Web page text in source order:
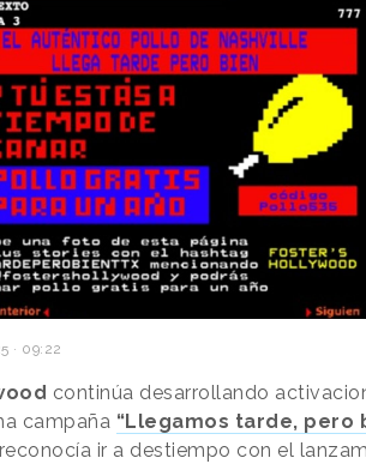
· 09:22
continúa desarrollando
campaña “Llegamos tarde, pero
ir a destiempo con el